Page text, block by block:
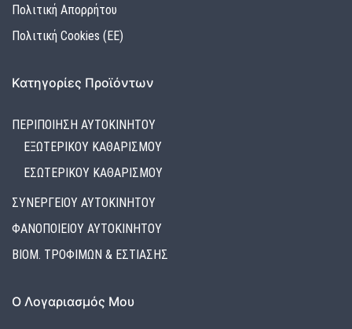
Πολιτική Απορρήτου
Πολιτική Cookies (ΕΕ)
Κατηγορίες Προϊόντων
ΠΕΡΙΠΟΙΗΣΗ ΑΥΤΟΚΙΝΗΤΟΥ
ΕΞΩΤΕΡΙΚΟΥ ΚΑΘΑΡΙΣΜΟΥ
ΕΣΩΤΕΡΙΚΟΥ ΚΑΘΑΡΙΣΜΟΥ
ΣΥΝΕΡΓΕΙΟΥ ΑΥΤΟΚΙΝΗΤΟΥ
ΦΑΝΟΠΟΙΕΙΟΥ ΑΥΤΟΚΙΝΗΤΟΥ
ΒΙΟΜ. ΤΡΟΦΙΜΩΝ & ΕΣΤΙΑΣΗΣ
Ο Λογαριασμός Μου